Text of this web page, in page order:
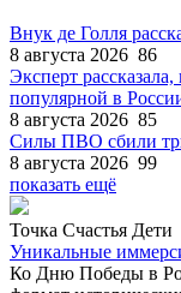
Внук де Голля
8 августа 2026 86
Эксперт
популярной в
8 августа 2026 85
Силы ПВО сбили
8 августа 2026 99
показать ещё
Точка Счастья Дети
Уникальные
Ко Дню Победы в